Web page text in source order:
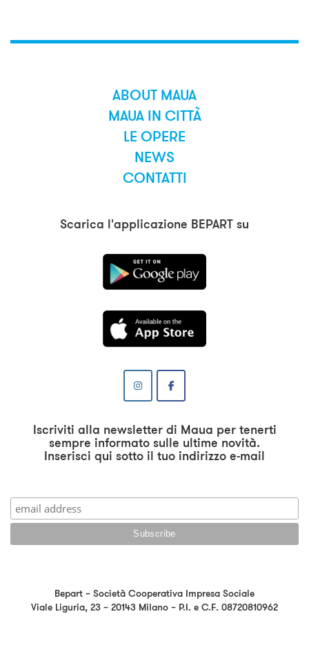
ABOUT MAUA
MAUA IN CITTÀ
LE OPERE
NEWS
CONTATTI
Scarica l'applicazione BEPART su
Iscriviti alla newsletter di Maua per tenerti
sempre informato sulle ultime novità.
Inserisci qui sotto il tuo indirizzo e-mail
Bepart – Società Cooperativa Impresa Sociale
Viale Liguria, 23 – 20143 Milano – P.I. e C.F. 08720810962